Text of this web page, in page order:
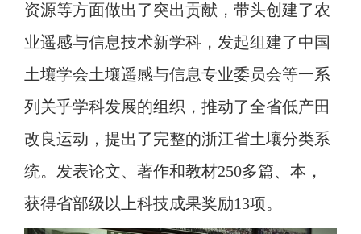
资源等方面做出了突出贡献，带头创建了农
业遥感与信息技术新学科，发起组建了中国
土壤学会土壤遥感与信息专业委员会等一系
列关乎学科发展的组织，推动了全省低产田
改良运动，提出了完整的浙江省土壤分类系
统。发表论文、著作和教材250多篇、本，
获得省部级以上科技成果奖励13项。